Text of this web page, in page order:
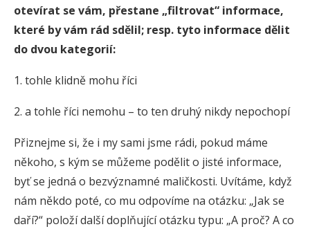
otevírat se vám, přestane „filtrovat“ informace,
které by vám rád sdělil; resp. tyto informace dělit
do dvou kategorií:
1. tohle klidně mohu říci
2. a tohle říci nemohu – to ten druhý nikdy nepochopí
Přiznejme si, že i my sami jsme rádi, pokud máme
někoho, s kým se můžeme podělit o jisté informace,
byť se jedná o bezvýznamné maličkosti. Uvítáme, když
nám někdo poté, co mu odpovíme na otázku: „Jak se
daří?“ položí další doplňující otázku typu: „A proč? A co